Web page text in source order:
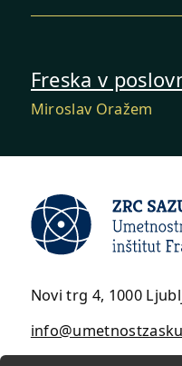
Freska v
Miroslav Oražem
Novi trg 4, 1000